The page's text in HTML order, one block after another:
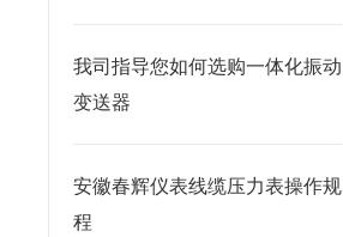
我司指导您如何选购一体化振动
变送器
安徽春辉仪表线缆压力表操作规
程